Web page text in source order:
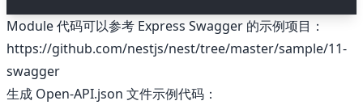
Module 代码可以参考 Express Swagger 的示例项目：
https://github.com/nestjs/nest/tree/master/sample/11-
swagger
生成 Open-API.json 文件示例代码：